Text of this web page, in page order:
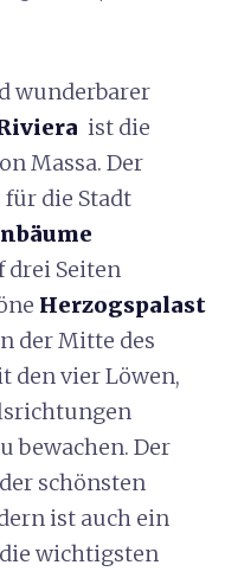
wunderbarer
ist die
Massa. Der
für die Stadt
Seiten
Herzogspalast
der Mitte des
den vier Löwen,
bewachen. Der
schönsten
ist auch ein
wichtigsten